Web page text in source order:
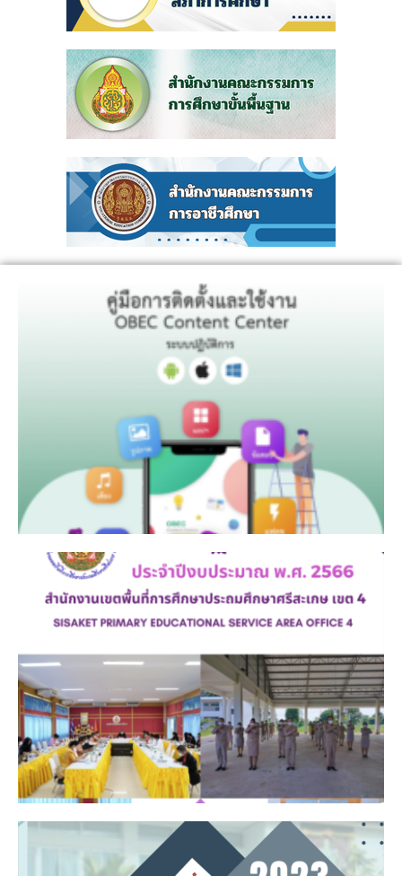
คู่มือการติดตั้งและใช้งาน OBEC
Content Center
Click Here
แผนปฏิบัติการ ประจำปีงบประมาณ
2566
Click Here